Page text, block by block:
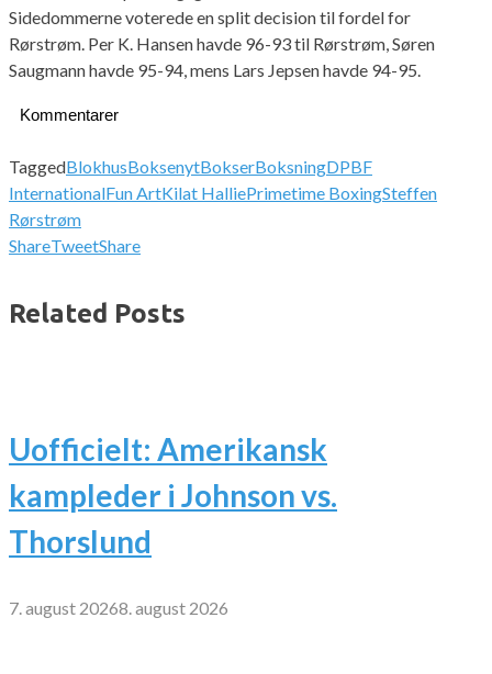
Sidedommerne voterede en split decision til fordel for
Rørstrøm. Per K. Hansen havde 96-93 til Rørstrøm, Søren
Saugmann havde 95-94, mens Lars Jepsen havde 94-95.
Kommentarer
TaggedBlokhusBoksenytBokserBoksningDPBF
InternationalFun ArtKilat HalliePrimetime BoxingSteffen
Rørstrøm
ShareTweetShare
Related Posts
Uofficielt: Amerikansk
kampleder i Johnson vs.
Thorslund
7. august 20268. august 2026